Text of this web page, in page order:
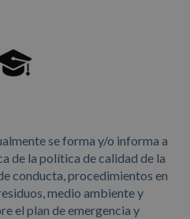
se forma y/o informa a
de la política de calidad de la
conducta, procedimientos en
medio ambiente y
el plan de emergencia y